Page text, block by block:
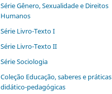
Série Gênero, Sexualidade e Direitos
Humanos
Série Livro-Texto I
Série Livro-Texto II
Série Sociologia
Coleção Educação, saberes e práticas
didático-pedagógicas